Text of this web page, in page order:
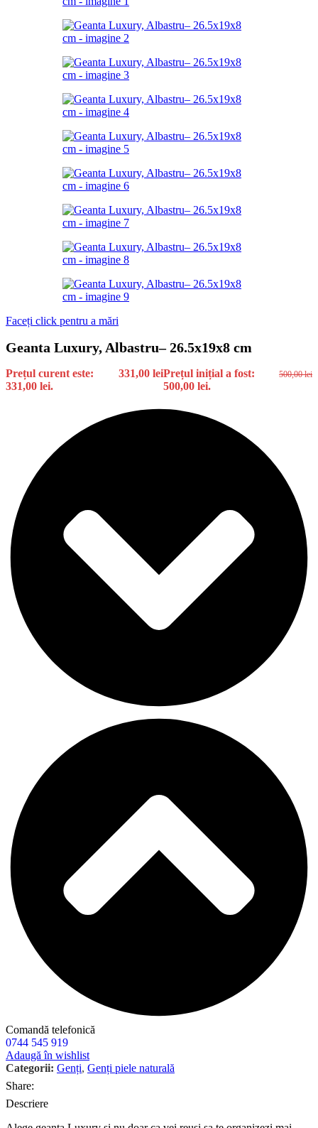
Faceți click pentru a mări
Geanta Luxury, Albastru– 26.5x19x8 cm
500,00lei
Prețul inițial a fost:
500,00 lei.
331,00 lei
Prețul curent este:
331,00 lei.
Comandă telefonică
0744 545 919
Adaugă în wishlist
Categorii: Genți, Genți piele naturală
Share:
Descriere